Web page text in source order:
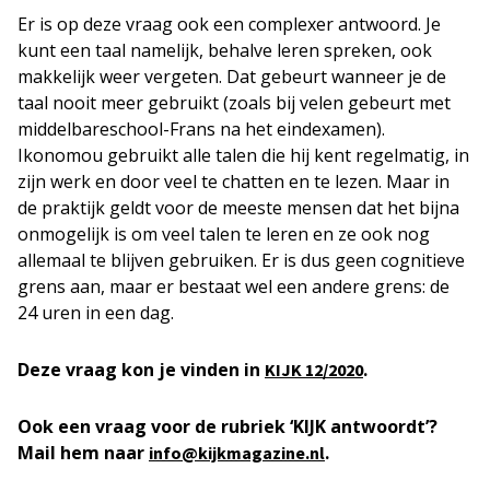
Er is op deze vraag ook een complexer antwoord. Je
kunt een taal namelijk, behalve leren spreken, ook
makkelijk weer vergeten. Dat gebeurt wanneer je de
taal nooit meer gebruikt (zoals bij velen gebeurt met
middelbareschool-Frans na het eindexamen).
Ikonomou gebruikt alle talen die hij kent regelmatig, in
zijn werk en door veel te chatten en te lezen. Maar in
de praktijk geldt voor de meeste mensen dat het bijna
onmogelijk is om veel talen te leren en ze ook nog
allemaal te blijven gebruiken. Er is dus geen cognitieve
grens aan, maar er bestaat wel een andere grens: de
24 uren in een dag.
Deze vraag kon je vinden in KIJK 12/2020.
Ook een vraag voor de rubriek ‘KIJK antwoordt’?
Mail hem naar info@kijkmagazine.nl.